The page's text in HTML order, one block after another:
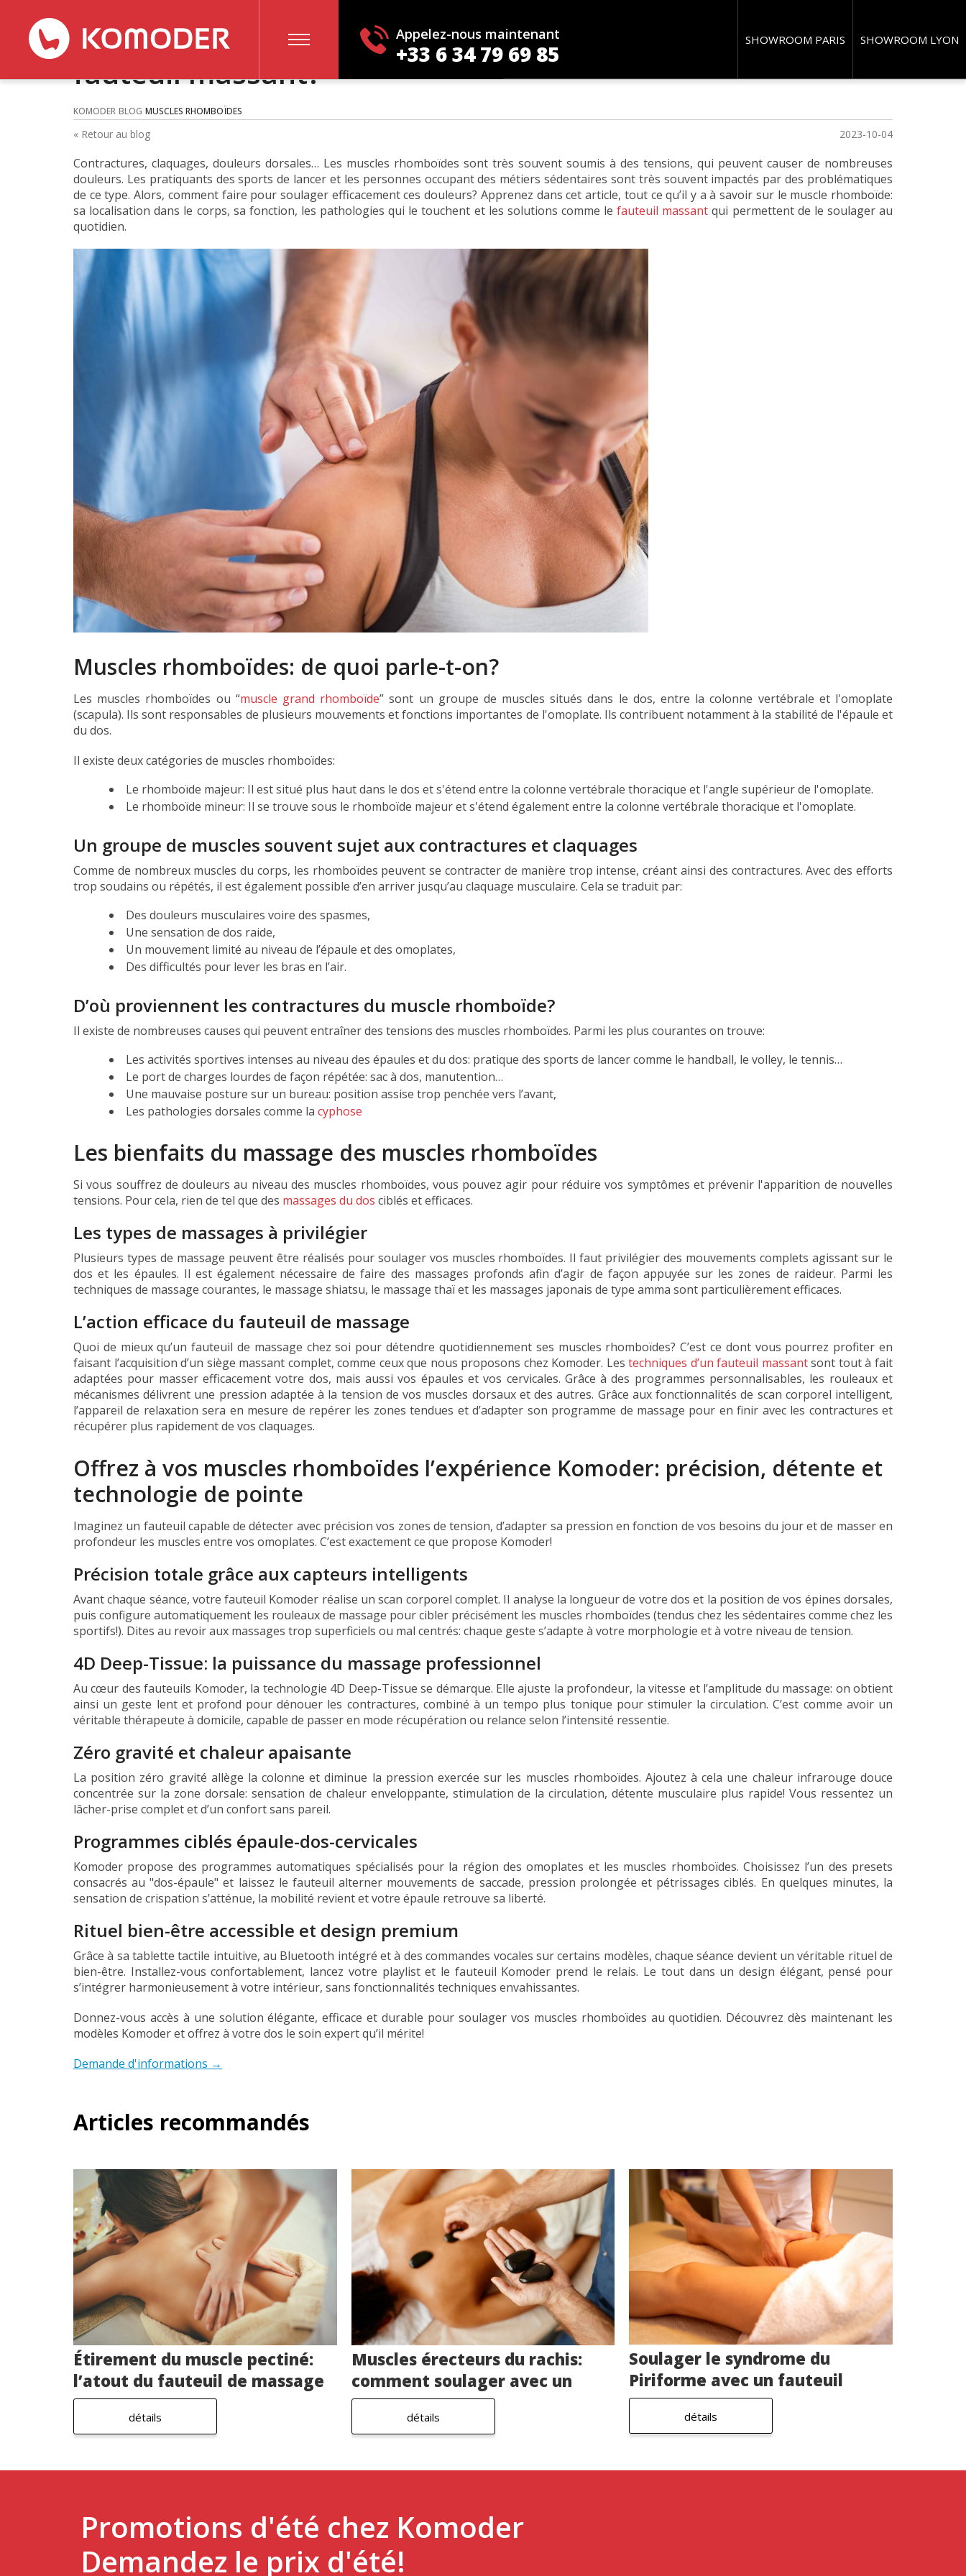
Appelez-nous maintenant
+33 6 34 79 69 85
SHOWROOM LYON
SHOWROOM PARIS
Comment soulager les muscles rhomboïdes avec un
fauteuil massant?
KOMODER BLOG MUSCLES RHOMBOÏDES
« Retour au blog 2023-10-04
Contractures, claquages, douleurs dorsales… Les muscles rhomboïdes sont très souvent soumis à des tensions, qui peuvent causer de nombreuses
douleurs. Les pratiquants des sports de lancer et les personnes occupant des métiers sédentaires sont très souvent impactés par des problématiques
de ce type. Alors, comment faire pour soulager efficacement ces douleurs? Apprenez dans cet article, tout ce qu’il y a à savoir sur le muscle rhomboïde:
sa localisation dans le corps, sa fonction, les pathologies qui le touchent et les solutions comme lefauteuil massant qui permettent de le soulager au
quotidien.
Muscles rhomboïdes: de quoi parle-t-on?
Les muscles rhomboïdes ou “muscle grand rhomboïde” sont un groupe de muscles situés dans le dos, entre la colonne vertébrale et l'omoplate
(scapula). Ils sont responsables de plusieurs mouvements et fonctions importantes de l'omoplate. Ils contribuent notamment à la stabilité de l'épaule et
du dos.
Il existe deux catégories de muscles rhomboïdes:
Le rhomboïde majeur: Il est situé plus haut dans le dos et s'étend entre la colonne vertébrale thoracique et l'angle supérieur de l'omoplate.
Le rhomboïde mineur: Il se trouve sous le rhomboïde majeur et s'étend également entre la colonne vertébrale thoracique et l'omoplate.
Un groupe de muscles souvent sujet aux contractures et claquages
Comme de nombreux muscles du corps, les rhomboïdes peuvent se contracter de manière trop intense, créant ainsi des contractures. Avec des efforts
trop soudains ou répétés, il est également possible d’en arriver jusqu’au claquage musculaire. Cela se traduit par:
Des douleurs musculaires voire des spasmes,
Une sensation de dos raide,
Un mouvement limité au niveau de l’épaule et des omoplates,
Des difficultés pour lever les bras en l’air.
D’où proviennent les contractures du muscle rhomboïde?
Il existe de nombreuses causes qui peuvent entraîner des tensions des muscles rhomboïdes. Parmi les plus courantes on trouve:
Les activités sportives intenses au niveau des épaules et du dos: pratique des sports de lancer comme le handball, le volley, le tennis…
Le port de charges lourdes de façon répétée: sac à dos, manutention…
Une mauvaise posture sur un bureau: position assise trop penchée vers l’avant,
Les pathologies dorsales comme la cyphose
Les bienfaits du massage des muscles rhomboïdes
Si vous souffrez de douleurs au niveau des muscles rhomboïdes, vous pouvez agir pour réduire vos symptômes et prévenir l'apparition de nouvelles
tensions. Pour cela, rien de tel que des massages du dos ciblés et efficaces.
Les types de massages à privilégier
Plusieurs types de massage peuvent être réalisés pour soulager vos muscles rhomboïdes. Il faut privilégier des mouvements complets agissant sur le
dos et les épaules. Il est également nécessaire de faire des massages profonds afin d’agir de façon appuyée sur les zones de raideur. Parmi les
techniques de massage courantes, le massage shiatsu, le massage thaï et les massages japonais de type amma sont particulièrement efficaces.
L’action efficace du fauteuil de massage
Quoi de mieux qu’un fauteuil de massage chez soi pour détendre quotidiennement ses muscles rhomboïdes? C’est ce dont vous pourrez profiter en
faisant l’acquisition d’un siège massant complet, comme ceux que nous proposons chez Komoder. Lestechniques d’un fauteuil massantsont tout à fait
adaptées pour masser efficacement votre dos, mais aussi vos épaules et vos cervicales. Grâce à des programmes personnalisables, les rouleaux et
mécanismes délivrent une pression adaptée à la tension de vos muscles dorsaux et des autres. Grâce aux fonctionnalités de scan corporel intelligent,
l’appareil de relaxation sera en mesure de repérer les zones tendues et d’adapter son programme de massage pour en finir avec les contractures et
récupérer plus rapidement de vos claquages.
Offrez à vos muscles rhomboïdes l’expérience Komoder: précision, détente et
technologie de pointe
Imaginez un fauteuil capable de détecter avec précision vos zones de tension, d’adapter sa pression en fonction de vos besoins du jour et de masser en
profondeur les muscles entre vos omoplates. C’est exactement ce que propose Komoder!
Précision totale grâce aux capteurs intelligents
Avant chaque séance, votre fauteuil Komoder réalise un scan corporel complet. Il analyse la longueur de votre dos et la position de vos épines dorsales,
puis configure automatiquement les rouleaux de massage pour cibler précisément les muscles rhomboïdes (tendus chez les sédentaires comme chez les
sportifs!). Dites au revoir aux massages trop superficiels ou mal centrés: chaque geste s’adapte à votre morphologie et à votre niveau de tension.
4D Deep-Tissue: la puissance du massage professionnel
Au cœur des fauteuils Komoder, la technologie 4D Deep-Tissue se démarque. Elle ajuste la profondeur, la vitesse et l’amplitude du massage: on obtient
ainsi un geste lent et profond pour dénouer les contractures, combiné à un tempo plus tonique pour stimuler la circulation. C’est comme avoir un
véritable thérapeute à domicile, capable de passer en mode récupération ou relance selon l’intensité ressentie.
Zéro gravité et chaleur apaisante
La position zéro gravité allège la colonne et diminue la pression exercée sur les muscles rhomboïdes. Ajoutez à cela une chaleur infrarouge douce
concentrée sur la zone dorsale: sensation de chaleur enveloppante, stimulation de la circulation, détente musculaire plus rapide! Vous ressentez un
lâcher-prise complet et d’un confort sans pareil.
Programmes ciblés épaule-dos-cervicales
Komoder propose des programmes automatiques spécialisés pour la région des omoplates et les muscles rhomboïdes. Choisissez l’un des presets
consacrés au "dos-épaule" et laissez le fauteuil alterner mouvements de saccade, pression prolongée et pétrissages ciblés. En quelques minutes, la
sensation de crispation s’atténue, la mobilité revient et votre épaule retrouve sa liberté.
Rituel bien-être accessible et design premium
Grâce à sa tablette tactile intuitive, au Bluetooth intégré et à des commandes vocales sur certains modèles, chaque séance devient un véritable rituel de
bien-être. Installez-vous confortablement, lancez votre playlist et le fauteuil Komoder prend le relais. Le tout dans un design élégant, pensé pour
s’intégrer harmonieusement à votre intérieur, sans fonctionnalités techniques envahissantes.
Donnez-vous accès à une solution élégante, efficace et durable pour soulager vos muscles rhomboïdes au quotidien. Découvrez dès maintenant les
modèles Komoder et offrez à votre dos le soin expert qu’il mérite!
Demande d'informations →
Articles recommandés
Étirement du muscle pectiné:
l’atout du fauteuil de massage
détails
Muscles érecteurs du rachis:
comment soulager avec un
fauteuil massant?
détails
Soulager le syndrome du
Piriforme avec un fauteuil
massant
détails
Promotions d'été chez Komoder
Demandez le prix d'été!